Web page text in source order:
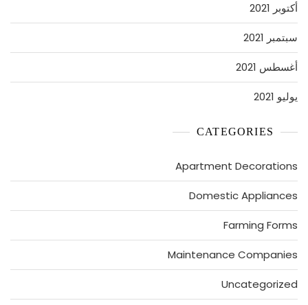
أكتوبر 2021
سبتمبر 2021
أغسطس 2021
يوليو 2021
CATEGORIES
Apartment Decorations
Domestic Appliances
Farming Forms
Maintenance Companies
Uncategorized